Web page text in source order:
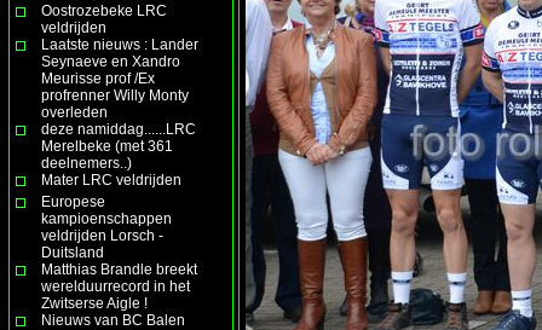
Oostrozebeke LRC
veldrijden
Laatste nieuws : Lander
Seynaeve en Xandro
Meurisse prof /Ex
profrenner Willy Monty
overleden
deze namiddag......LRC
Merelbeke (met 361
deelnemers..)
Mater LRC veldrijden
Europese
kampioenschappen
veldrijden Lorsch -
Duitsland
Matthias Brandle breekt
werelduurrecord in het
Zwitserse Aigle !
Nieuws van BC Balen